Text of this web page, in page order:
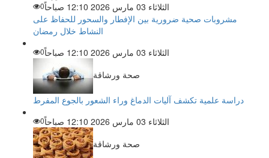
الثلاثاء 03 مارس 2026 12:10 صباحاً
0
مشروبات صحية ضرورية بين الإفطار والسحور للحفاظ على
النشاط خلال رمضان
الثلاثاء 03 مارس 2026 12:10 صباحاً
0
صحة ورشاقة
دراسة علمية تكشف آليات الدماغ وراء الشعور بالجوع المفرط
الثلاثاء 03 مارس 2026 12:10 صباحاً
0
صحة ورشاقة